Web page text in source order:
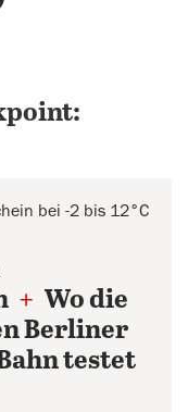
bei -2 bis 12°C
+ Wo die
Berliner
testet